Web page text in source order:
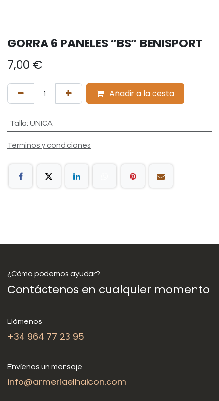
GORRA 6 PANELES “BS” BENISPORT
7,00 €
Añadir a la cesta
Talla: UNICA
Términos y condiciones
¿Cómo podemos ayudar?
Contáctenos en cualquier momento
Llámenos
+34 964 77 23 95
Envíenos un mensaje
info@armeriaelhalcon.com